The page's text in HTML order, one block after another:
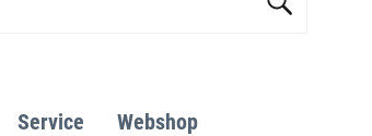
Service Webshop